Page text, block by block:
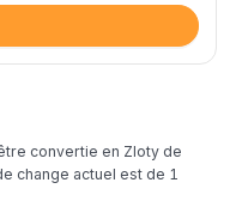
convertie en Zloty de
change actuel est de 1